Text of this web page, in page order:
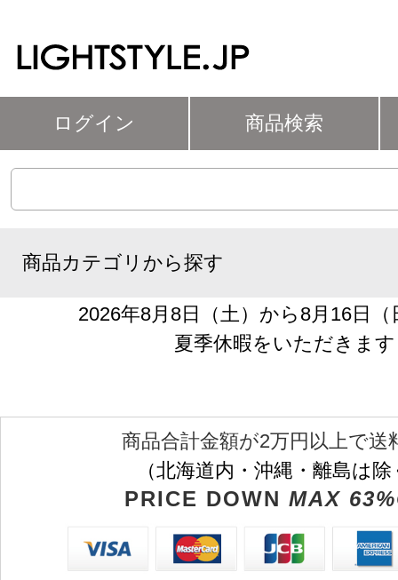
ログイン 商品検索
商品カテゴリから探す
2026年8月8日（土）から8月16日
夏季休暇をいただきます
商品合計金額が2万円以上で送
（北海道内・沖縄・離島は
PRICE DOWN MAX